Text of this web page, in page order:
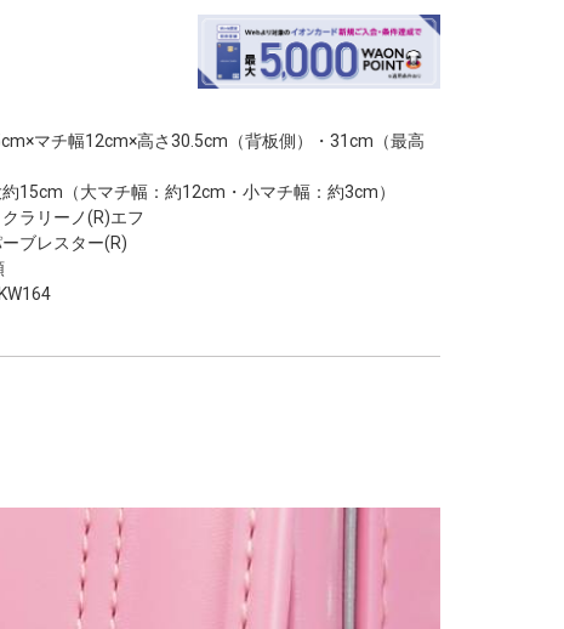
※写真はイメージです。
マチ幅12cm×高さ30.5cm（背板側）・31cm（最高
15cm（大マチ幅：約12cm・小マチ幅：約3cm）
ラリーノ(R)エフ
ブレスター(R)